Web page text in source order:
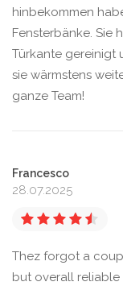
hinbekommen
Fensterbänke. Sie
Türkante gereinigt
sie wärmstens
ganze Team!
Francesco
28.07.2025
Thez forgot a
but overall